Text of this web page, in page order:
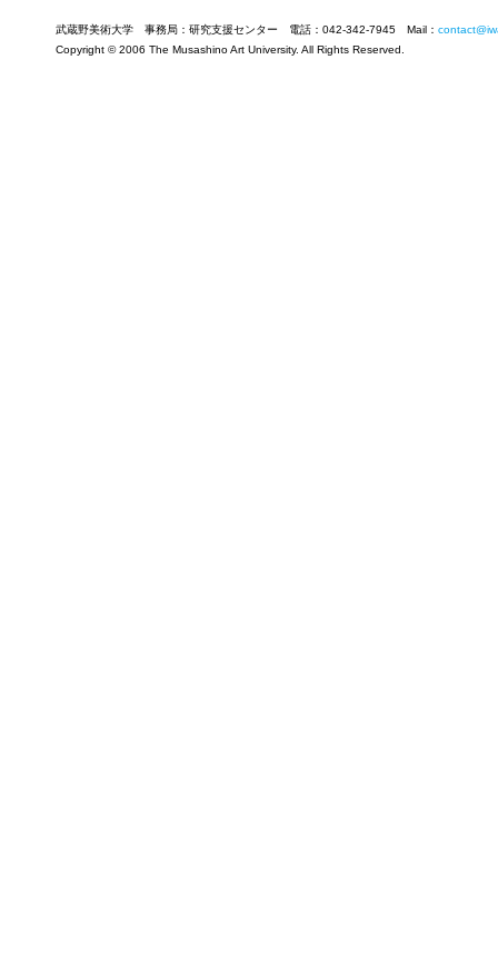
武蔵野美術大学 事務局：研究支援センター 電話：042-342-7945 Mail：
Copyright © 2006 The Musashino Art University. All Rights Reserved.